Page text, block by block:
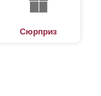
Сюрприз